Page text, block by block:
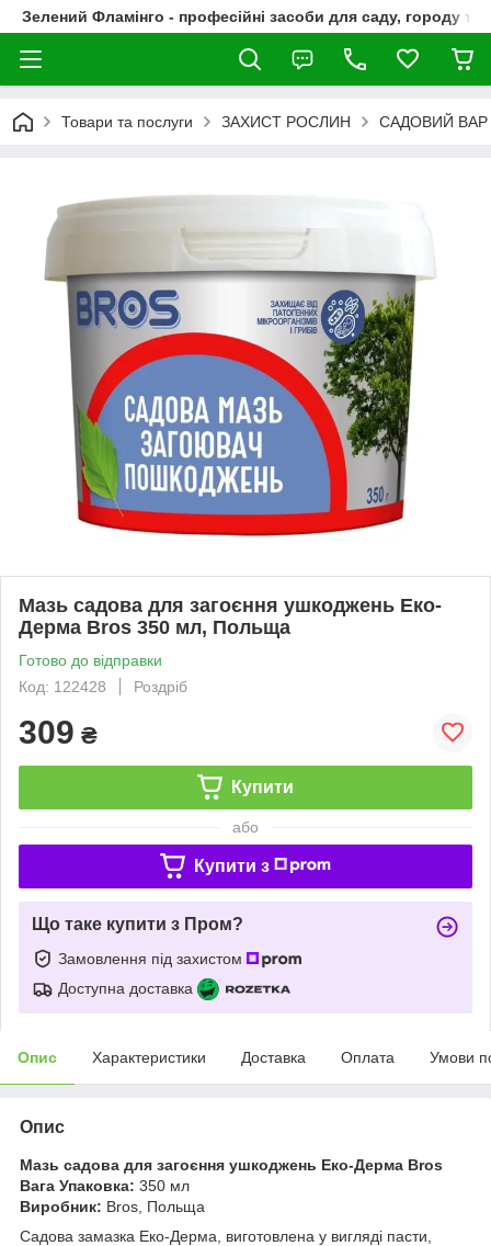
Зелений Фламінго - професійні засоби для саду, городу та
Товари та послуги ЗАХИСТ РОСЛИН САДОВИЙ ВАР
Мазь садова для загоєння ушкоджень Еко-
Дерма Bros 350 мл, Польща
Готово до відправки
Код: 122428
Роздріб
309 ₴
Купити
або
Купити з
Що таке купити з Пром?
Замовлення під захистом
Доступна доставка
Опис Характеристики Доставка Оплата Умови
Опис
Мазь садова для загоєння ушкоджень Еко-Дерма Bros
Вага Упаковка: 350 мл
Виробник: Bros, Польща
Садова замазка Еко-Дерма, виготовлена у вигляді пасти,